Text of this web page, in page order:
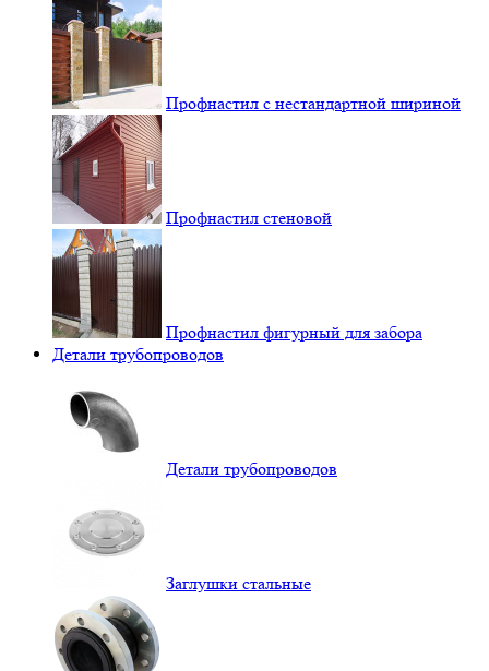
Профнастил с нестандартной шириной
Профнастил стеновой
Профнастил фигурный для забора
Детали трубопроводов
Детали трубопроводов
Заглушки стальные